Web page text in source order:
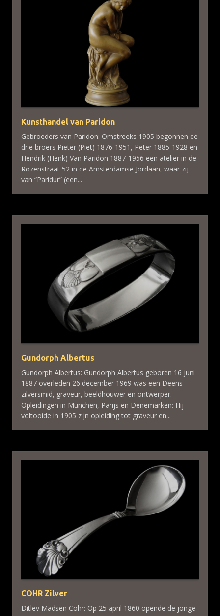
Kunsthandel van Paridon
Gebroeders van Paridon: Omstreeks 1905 begonnen de
drie broers Pieter (Piet) 1876-1951, Peter 1885-1928 en
Hendrik (Henk) Van Paridon 1887-1956 een atelier in de
Rozenstraat 52 in de Amsterdamse Jordaan, waar zij
van “Paridur” (een...
Gundorph Albertus
Gundorph Albertus: Gundorph Albertus geboren 16 juni
1887 overleden 26 december 1969 was een Deens
zilversmid, graveur, beeldhouwer en ontwerper.
Opleidingen in München, Parijs en Denemarken: Hij
voltooide in 1905 zijn opleiding tot graveur en...
COHR Zilver
Ditlev Madsen Cohr: Op 25 april 1860 opende de jonge